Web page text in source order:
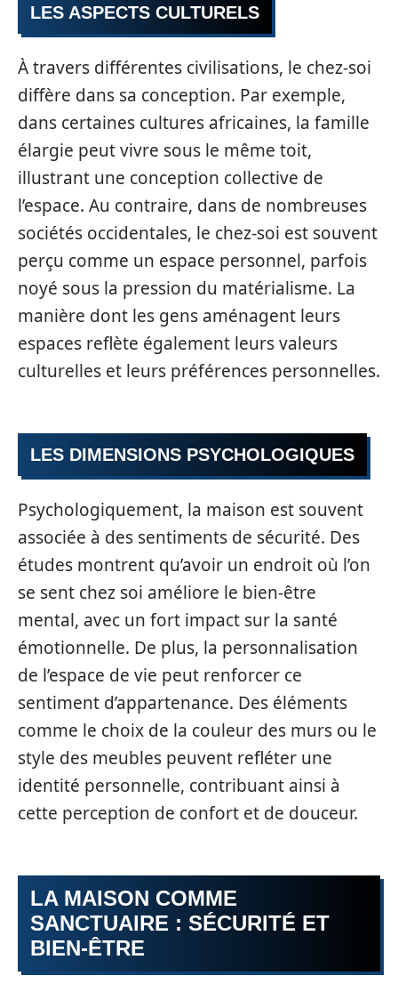
LES ASPECTS CULTURELS
À travers différentes civilisations, le chez-soi
diffère dans sa conception. Par exemple,
dans certaines cultures africaines, la famille
élargie peut vivre sous le même toit,
illustrant une conception collective de
l’espace. Au contraire, dans de nombreuses
sociétés occidentales, le chez-soi est souvent
perçu comme un espace personnel, parfois
noyé sous la pression du matérialisme. La
manière dont les gens aménagent leurs
espaces reflète également leurs valeurs
culturelles et leurs préférences personnelles.
LES DIMENSIONS PSYCHOLOGIQUES
Psychologiquement, la maison est souvent
associée à des sentiments de sécurité. Des
études montrent qu’avoir un endroit où l’on
se sent chez soi améliore le bien-être
mental, avec un fort impact sur la santé
émotionnelle. De plus, la personnalisation
de l’espace de vie peut renforcer ce
sentiment d’appartenance. Des éléments
comme le choix de la couleur des murs ou le
style des meubles peuvent refléter une
identité personnelle, contribuant ainsi à
cette perception de confort et de douceur.
LA MAISON COMME
SANCTUAIRE : SÉCURITÉ ET
BIEN-ÊTRE